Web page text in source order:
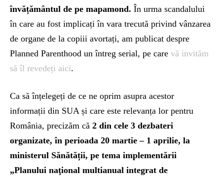
învățământul de pe mapamond. În urma scandalului
în care au fost implicați în vara trecută privind vânzarea
de organe de la copiii avortați, am publicat despre
Planned Parenthood un întreg serial, pe care vă invităm
să îl revedeți aici.
Ca să înțelegeți de ce ne oprim asupra acestor
informații din SUA și care este relevanța lor pentru
România, precizăm că 2 din cele 3 dezbateri
organizate, în perioada 20 martie – 1 aprilie, la
ministerul Sănătății, pe tema implementării
„Planului naţional multianual integrat de